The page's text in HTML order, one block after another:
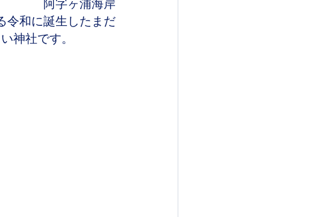
　　　阿字ヶ浦海岸
令和に誕生したまだ
神社です。